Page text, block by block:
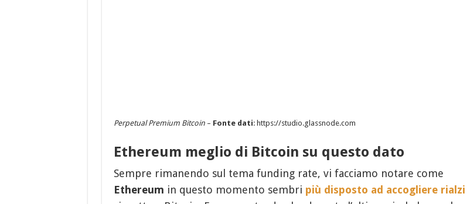
Perpetual Premium Bitcoin– Fonte dati: https://studio.glassnode.com
Ethereum meglio di Bitcoin su questo dato
Sempre rimanendo sul tema funding rate, vi facciamo notare come
Ethereum in questo momento sembri più disposto ad accogliere rialzi